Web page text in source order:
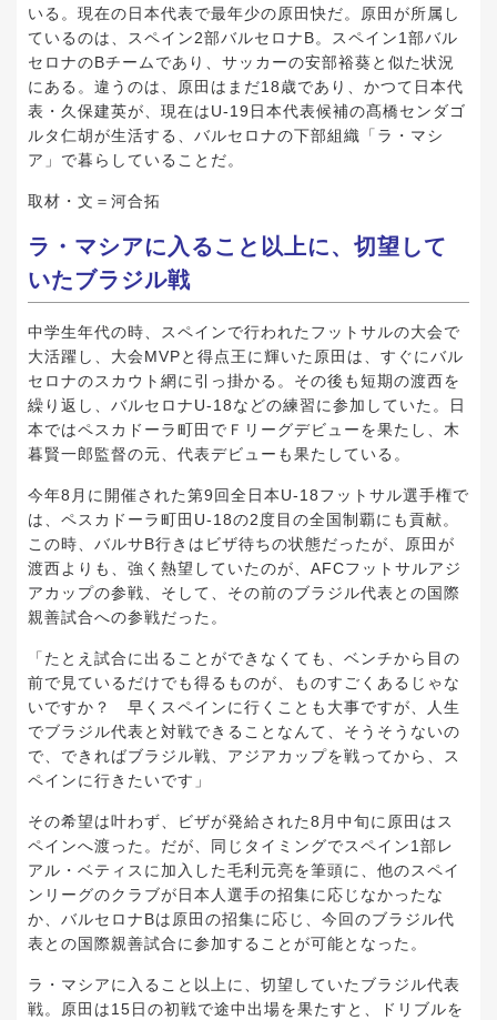
いる。現在の日本代表で最年少の原田快だ。原田が所属し
ているのは、スペイン2部バルセロナB。スペイン1部バル
セロナのBチームであり、サッカーの安部裕葵と似た状況
にある。違うのは、原田はまだ18歳であり、かつて日本代
表・久保建英が、現在はU-19日本代表候補の髙橋センダゴ
ルタ仁胡が生活する、バルセロナの下部組織「ラ・マシ
ア」で暮らしていることだ。
取材・文＝河合拓
ラ・マシアに入ること以上に、切望して
いたブラジル戦
中学生年代の時、スペインで行われたフットサルの大会で
大活躍し、大会MVPと得点王に輝いた原田は、すぐにバル
セロナのスカウト網に引っ掛かる。その後も短期の渡西を
繰り返し、バルセロナU-18などの練習に参加していた。日
本ではペスカドーラ町田でＦリーグデビューを果たし、木
暮賢一郎監督の元、代表デビューも果たしている。
今年8月に開催された第9回全日本U-18フットサル選手権で
は、ペスカドーラ町田U-18の2度目の全国制覇にも貢献。
この時、バルサB行きはビザ待ちの状態だったが、原田が
渡西よりも、強く熱望していたのが、AFCフットサルアジ
アカップの参戦、そして、その前のブラジル代表との国際
親善試合への参戦だった。
「たとえ試合に出ることができなくても、ベンチから目の
前で見ているだけでも得るものが、ものすごくあるじゃな
いですか？ 早くスペインに行くことも大事ですが、人生
でブラジル代表と対戦できることなんて、そうそうないの
で、できればブラジル戦、アジアカップを戦ってから、ス
ペインに行きたいです」
その希望は叶わず、ビザが発給された8月中旬に原田はス
ペインへ渡った。だが、同じタイミングでスペイン1部レ
アル・ベティスに加入した毛利元亮を筆頭に、他のスペイ
ンリーグのクラブが日本人選手の招集に応じなかったな
か、バルセロナBは原田の招集に応じ、今回のブラジル代
表との国際親善試合に参加することが可能となった。
ラ・マシアに入ること以上に、切望していたブラジル代表
戦。原田は15日の初戦で途中出場を果たすと、ドリブルを